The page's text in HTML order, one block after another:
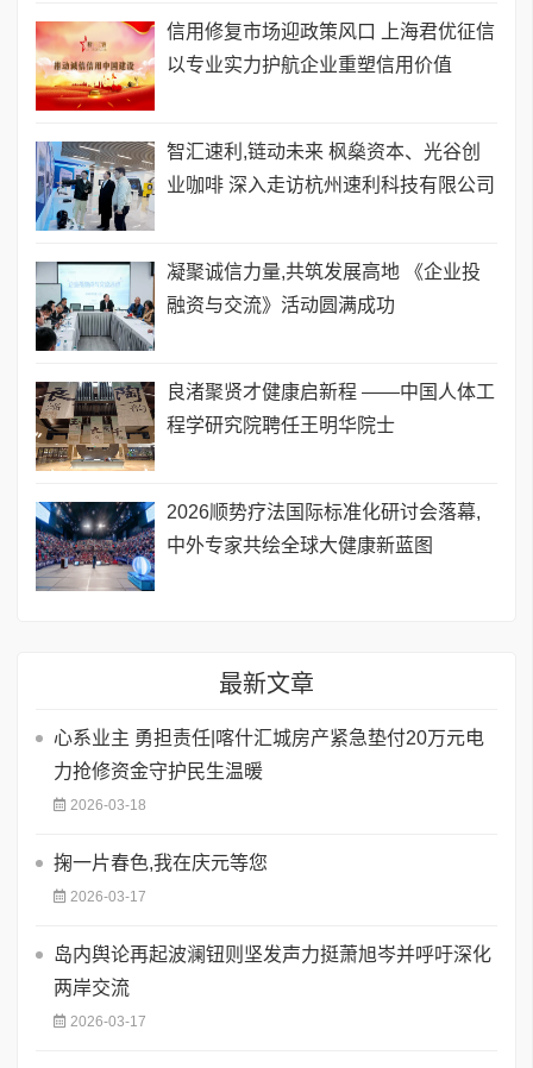
信用修复市场迎政策风口 上海君优征信
以专业实力护航企业重塑信用价值
智汇速利,链动未来 枫燊资本、光谷创
业咖啡 深入走访杭州速利科技有限公司
凝聚诚信力量,共筑发展高地 《企业投
融资与交流》活动圆满成功
良渚聚贤才健康启新程 ——中国人体工
程学研究院聘任王明华院士
​2026顺势疗法国际标准化研讨会落幕,
中外专家共绘全球大健康新蓝图
最新文章
心系业主 勇担责任|喀什汇城房产紧急垫付20万元电
力抢修资金守护民生温暖
2026-03-18
掬一片春色,我在庆元等您
2026-03-17
岛内舆论再起波澜钮则坚发声力挺萧旭岑并呼吁深化
两岸交流
2026-03-17